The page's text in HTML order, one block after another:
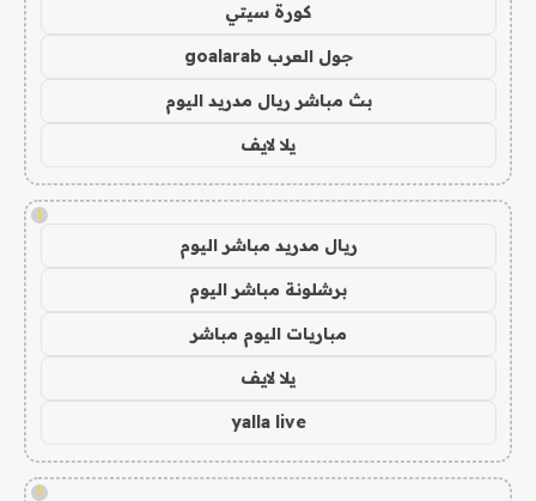
كورة سيتي
جول العرب goalarab
بث مباشر ريال مدريد اليوم
يلا لايف
!
ريال مدريد مباشر اليوم
برشلونة مباشر اليوم
مباريات اليوم مباشر
يلا لايف
yalla live
!